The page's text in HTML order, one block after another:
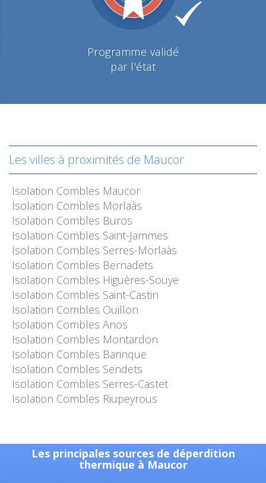
Programme validé
par l'état
Les villes à proximités de Maucor
Isolation Combles Maucor
Isolation Combles Morlaàs
Isolation Combles Buros
Isolation Combles Saint-Jammes
Isolation Combles Serres-Morlaàs
Isolation Combles Bernadets
Isolation Combles Higuères-Souye
Isolation Combles Saint-Castin
Isolation Combles Ouillon
Isolation Combles Anos
Isolation Combles Montardon
Isolation Combles Barinque
Isolation Combles Sendets
Isolation Combles Serres-Castet
Isolation Combles Riupeyrous
Les principales sources de déperdition
thermique à Maucor